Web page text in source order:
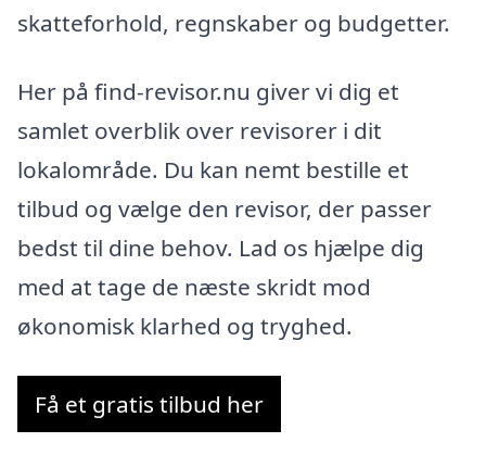
skatteforhold, regnskaber og budgetter.
Her på find-revisor.nu giver vi dig et
samlet overblik over revisorer i dit
lokalområde. Du kan nemt bestille et
tilbud og vælge den revisor, der passer
bedst til dine behov. Lad os hjælpe dig
med at tage de næste skridt mod
økonomisk klarhed og tryghed.
Få et gratis tilbud her